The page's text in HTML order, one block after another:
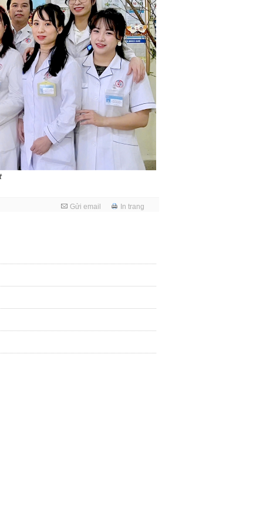
Gửi email In trang